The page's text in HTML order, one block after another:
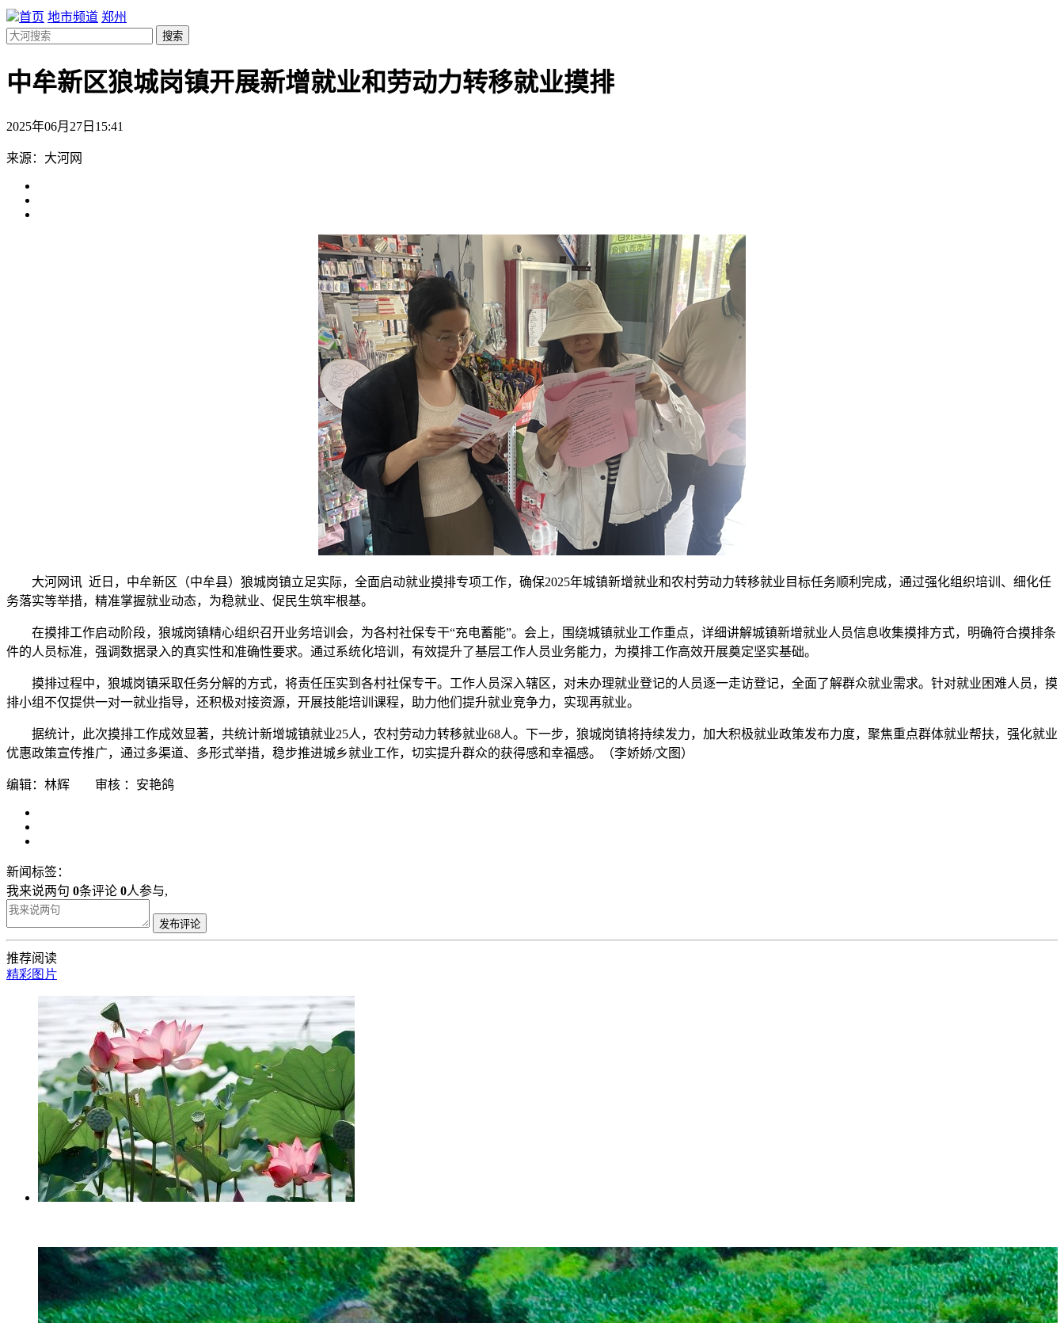
首页 地市频道 郑州
搜索
中牟新区狼城岗镇开展新增就业和劳动力转移就业摸排
2025年06月27日15:41
来源：大河网
大河网讯 近日，中牟新区（中牟县）狼城岗镇立足实际，全面启动就业摸排专项工作，确保2025年城镇新增就业和农村劳动力转移就业目标任务顺利完成，通过强化组织培训、细化任
务落实等举措，精准掌握就业动态，为稳就业、促民生筑牢根基。
在摸排工作启动阶段，狼城岗镇精心组织召开业务培训会，为各村社保专干“充电蓄能”。会上，围绕城镇就业工作重点，详细讲解城镇新增就业人员信息收集摸排方式，明确符合摸排条
件的人员标准，强调数据录入的真实性和准确性要求。通过系统化培训，有效提升了基层工作人员业务能力，为摸排工作高效开展奠定坚实基础。
摸排过程中，狼城岗镇采取任务分解的方式，将责任压实到各村社保专干。工作人员深入辖区，对未办理就业登记的人员逐一走访登记，全面了解群众就业需求。针对就业困难人员，摸
排小组不仅提供一对一就业指导，还积极对接资源，开展技能培训课程，助力他们提升就业竞争力，实现再就业。
据统计，此次摸排工作成效显著，共统计新增城镇就业25人，农村劳动力转移就业68人。下一步，狼城岗镇将持续发力，加大积极就业政策发布力度，聚焦重点群体就业帮扶，强化就业
优惠政策宣传推广，通过多渠道、多形式举措，稳步推进城乡就业工作，切实提升群众的获得感和幸福感。（李娇娇/文图）
编辑：林辉 审核 ：安艳鸽
新闻标签：
我来说两句 0条评论 0人参与,
发布评论
推荐阅读